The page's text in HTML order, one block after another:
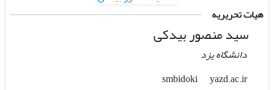
هیات تحریریه
سید منصور بیدکی
دانشگاه یزد
smbidoki
yazd.ac.ir